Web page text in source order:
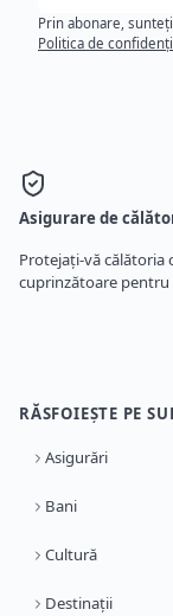
Prin abonare,
Politica de
Asigurare de
Protejați-vă călătoria
cuprinzătoare pentru
RĂSFOIEȘTE PE
Asigurări
Bani
Cultură
Destinații